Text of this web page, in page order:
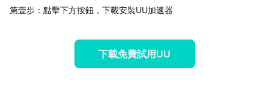
第壹步：點擊下方按鈕，下載安裝UU加速器
下載免費試用UU